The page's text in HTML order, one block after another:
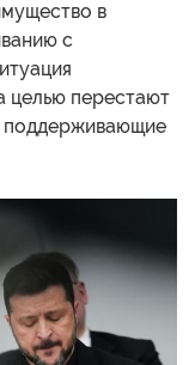
в
с
целью перестают
поддерживающие